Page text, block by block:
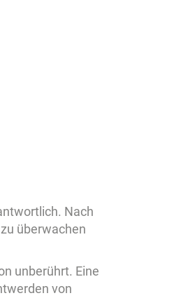
Nach
überwachen
unberührt. Eine
von